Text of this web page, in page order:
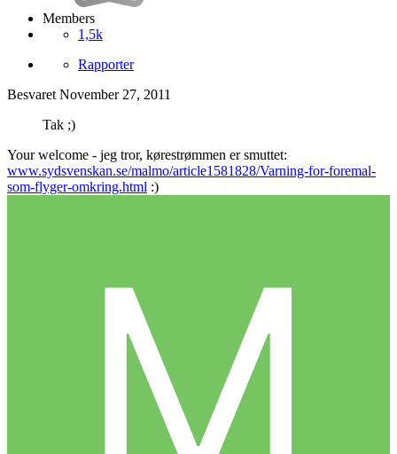
Members
1,5k
Rapporter
Besvaret November 27, 2011
Tak ;)
Your welcome - jeg tror, kørestrømmen er smuttet:
www.sydsvenskan.se/malmo/article1581828/Varning-for-foremal-
som-flyger-omkring.html :)